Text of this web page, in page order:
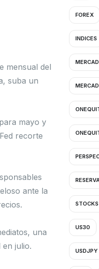
mensual del
suba un
mayo y
recorte
ante la
una
julio.
FOREX
INDICES
STOCKS
US30
USDJPY